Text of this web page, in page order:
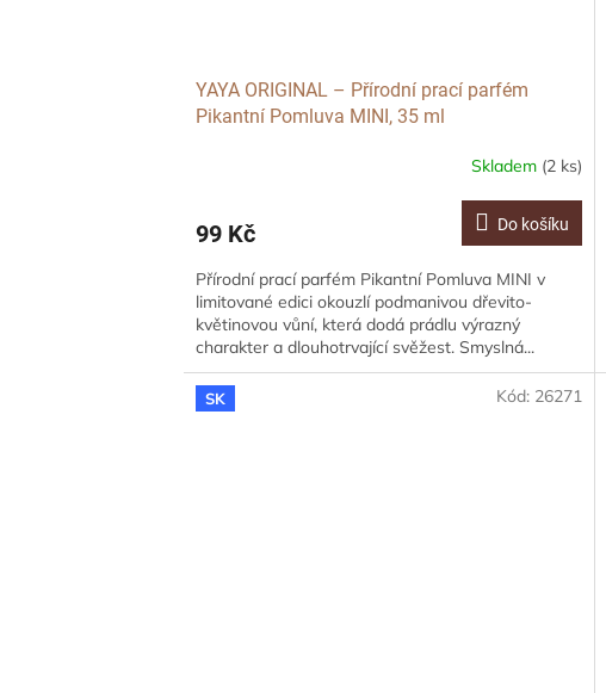
YAYA ORIGINAL – Přírodní prací parfém
Pikantní Pomluva MINI, 35 ml
Skladem (2 ks)
99 Kč Do košíku
Přírodní prací parfém Pikantní Pomluva MINI v
limitované edici okouzlí podmanivou dřevito-
květinovou vůní, která dodá prádlu výrazný
charakter a dlouhotrvající svěžest. Smyslná...
SK Kód: 26271